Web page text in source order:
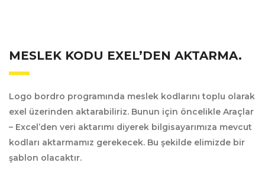
MESLEK KODU EXEL’DEN AKTARMA.
Logo bordro programında meslek kodlarını toplu olarak
exel üzerinden aktarabiliriz. Bunun için öncelikle Araçlar
– Excel’den veri aktarımı diyerek bilgisayarımıza mevcut
kodları aktarmamız gerekecek. Bu şekilde elimizde bir
şablon olacaktır.